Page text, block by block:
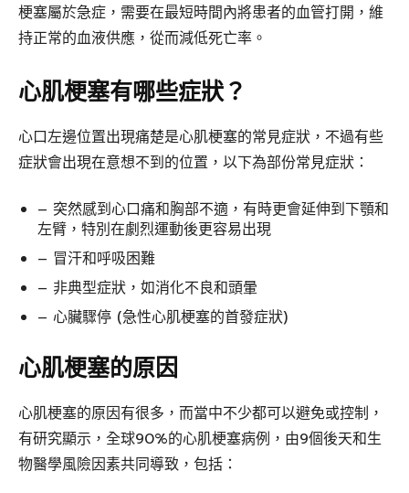
梗塞屬於急症，需要在最短時間內將患者的血管打開，維
持正常的血液供應，從而減低死亡率。
心肌梗塞有哪些症狀？
心口左邊位置出現痛楚是心肌梗塞的常見症狀，不過有些
症狀會出現在意想不到的位置，以下為部份常見症狀：
– 突然感到心口痛和胸部不適，有時更會延伸到下顎和
左臂，特別在劇烈運動後更容易出現
– 冒汗和呼吸困難
– 非典型症狀，如消化不良和頭暈
– 心臟驟停 (急性心肌梗塞的首發症狀)
心肌梗塞的原因
心肌梗塞的原因有很多，而當中不少都可以避免或控制，
有研究顯示，全球90%的心肌梗塞病例，由9個後天和生
物醫學風險因素共同導致，包括：